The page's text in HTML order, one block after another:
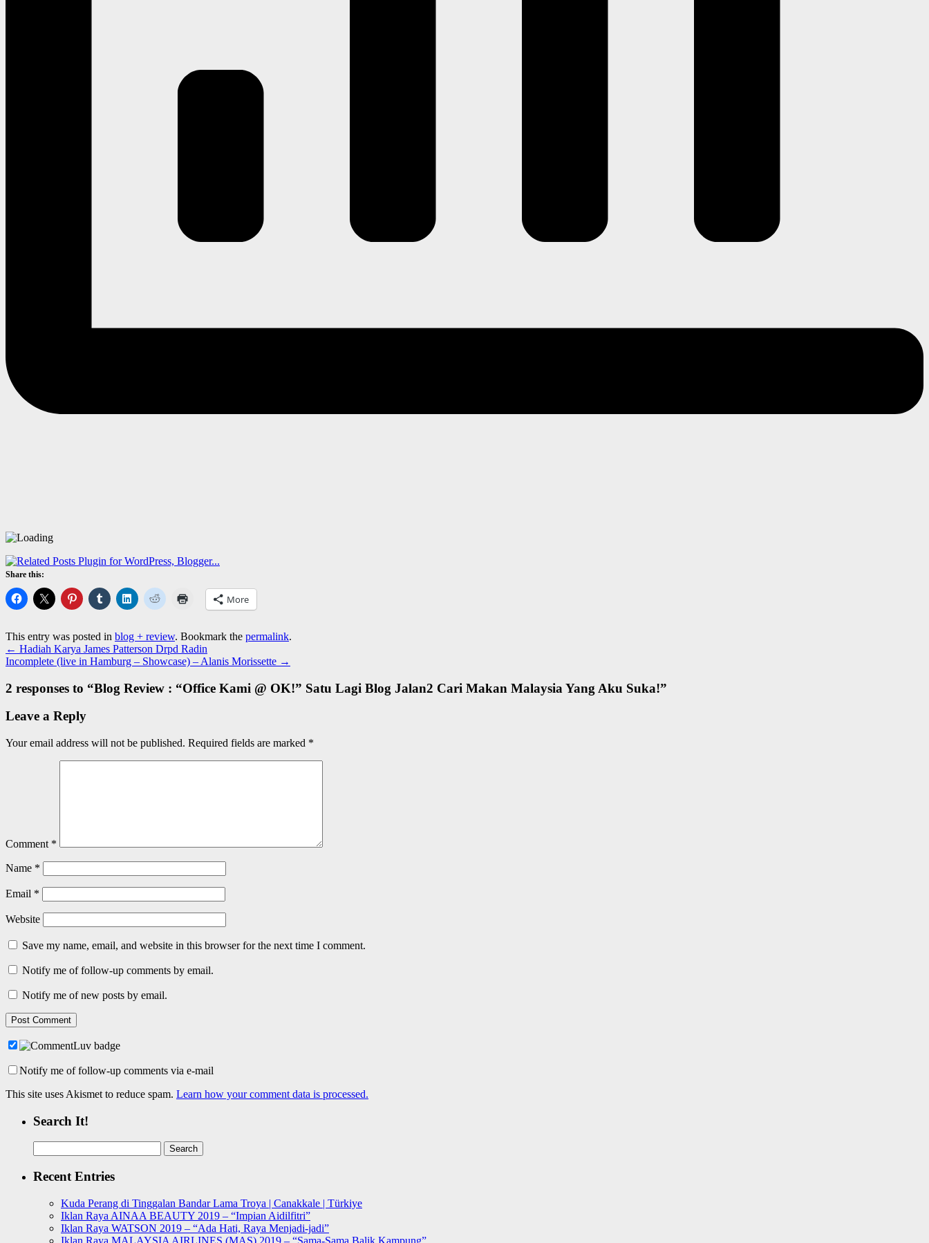
Share this:
More
This entry was posted in blog + review. Bookmark the permalink.
← Hadiah Karya James Patterson Drpd Radin
Incomplete (live in Hamburg – Showcase) – Alanis Morissette →
2 responses to “Blog Review : “Office Kami @ OK!” Satu Lagi Blog Jalan2 Cari Makan Malaysia Yang Aku Suka!”
Leave a Reply
Your email address will not be published. Required fields are marked *
Comment *
Name *
Email *
Website
Save my name, email, and website in this browser for the next time I comment.
Notify me of follow-up comments by email.
Notify me of new posts by email.
Notify me of follow-up comments via e-mail
This site uses Akismet to reduce spam. Learn how your comment data is processed.
Search It!
for:
Recent Entries
Kuda Perang di Tinggalan Bandar Lama Troya | Canakkale | Türkiye
Iklan Raya AINAA BEAUTY 2019 – “Impian Aidilfitri”
Iklan Raya WATSON 2019 – “Ada Hati, Raya Menjadi-jadi”
Iklan Raya MALAYSIA AIRLINES (MAS) 2019 – “Sama-Sama Balik Kampung”